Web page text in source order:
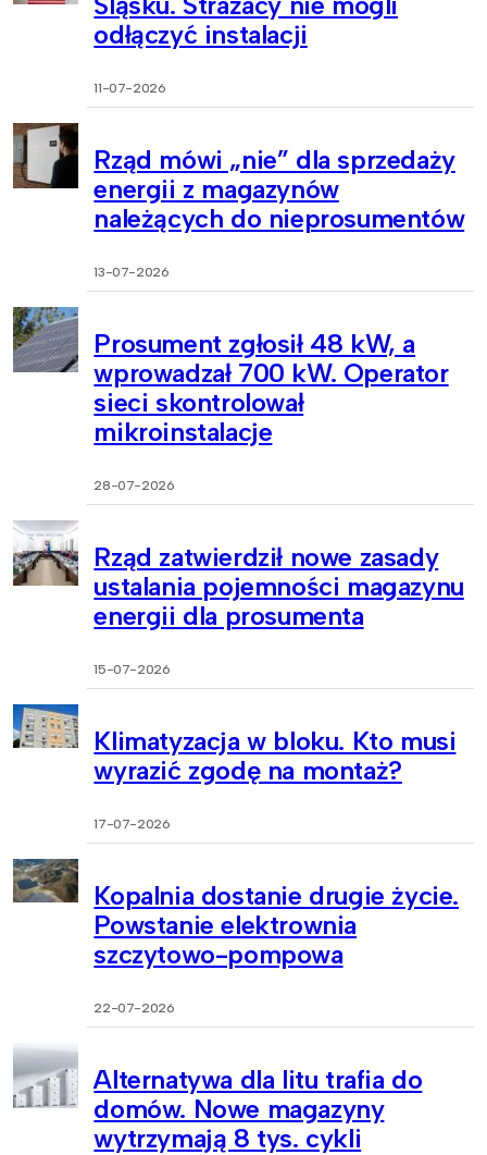
odłączyć instalacji
11-07-2026
Rząd mówi „nie” dla sprzedaży
energii z magazynów
należących do nieprosumentów
13-07-2026
Prosument zgłosił 48 kW, a
wprowadzał 700 kW. Operator
sieci skontrolował
mikroinstalacje
28-07-2026
Rząd zatwierdził nowe zasady
ustalania pojemności magazynu
energii dla prosumenta
15-07-2026
Klimatyzacja w bloku. Kto musi
wyrazić zgodę na montaż?
17-07-2026
Kopalnia dostanie drugie życie.
Powstanie elektrownia
szczytowo-pompowa
22-07-2026
Alternatywa dla litu trafia do
domów. Nowe magazyny
wytrzymają 8 tys. cykli